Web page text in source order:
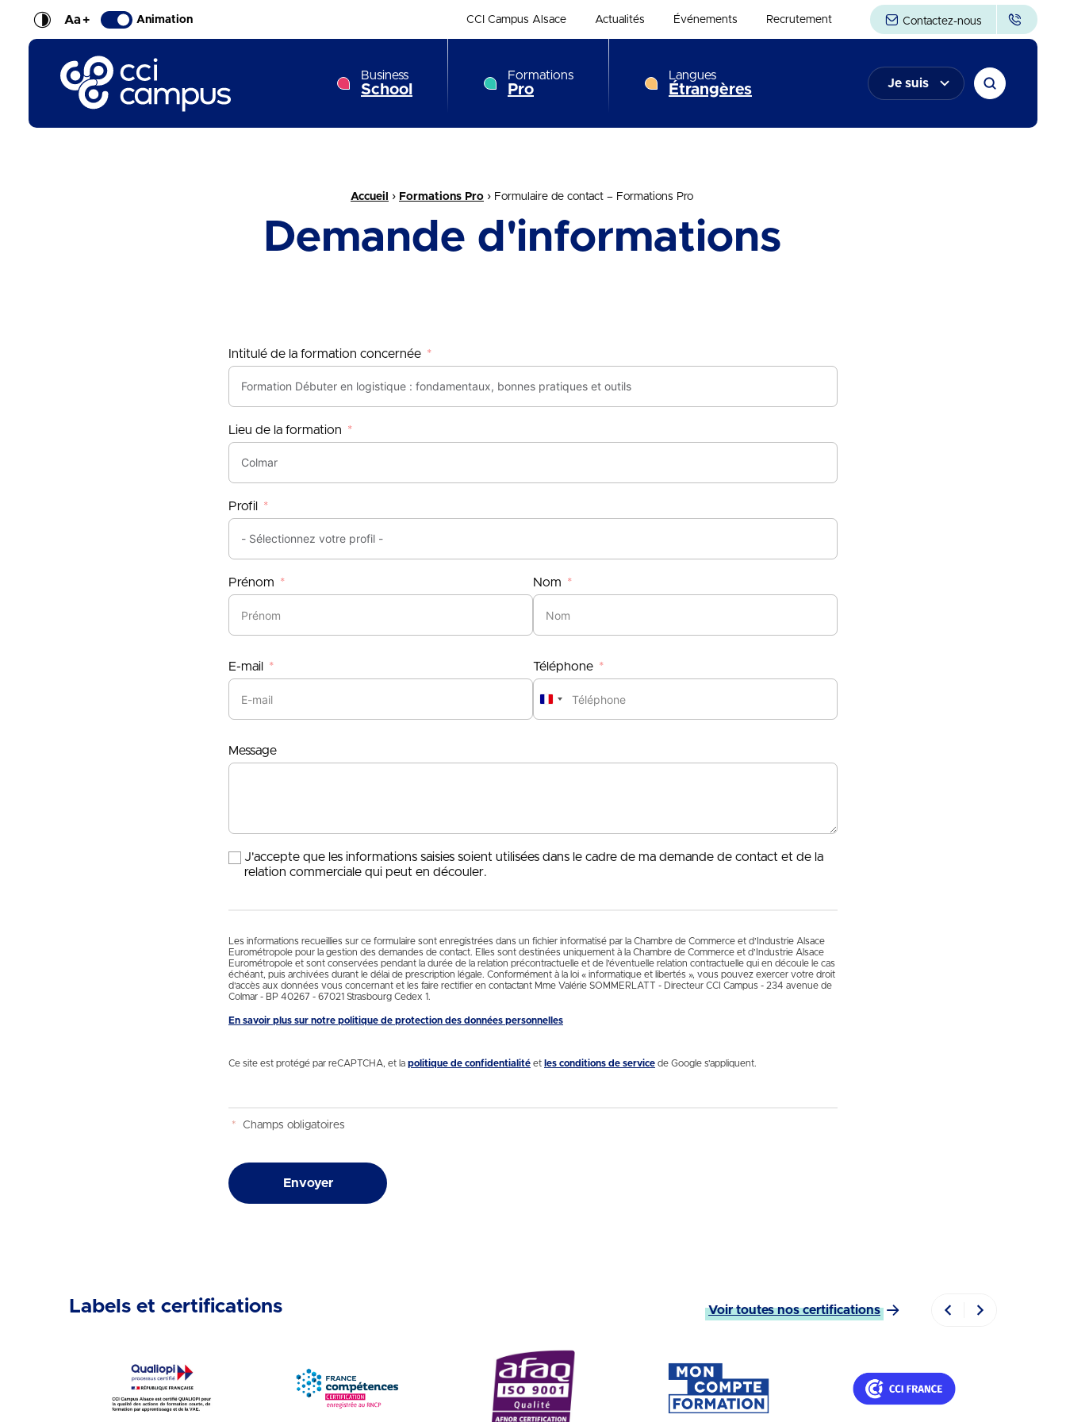
Aa+ Animation CCI Campus Alsace Actualités Événements Recrutement Contactez-nous
CCI Campus La formation qui vous ressemble
Business
School
Formations
Pro
Langues
Étrangères Je suis
Accueil › Formations Pro › Formulaire de contact – Formations Pro
Demande d'informations
Intitulé de la formation concernée
Lieu de la formation
Profil
Prénom Nom
E-mail Téléphone
France
+33
Message
J'accepte que les informations saisies soient utilisées dans le cadre de ma demande de contact et de la
relation commerciale qui peut en découler.
Les informations recueillies sur ce formulaire sont enregistrées dans un fichier informatisé par la Chambre de Commerce et d’Industrie Alsace
Eurométropole pour la gestion des demandes de contact. Elles sont destinées uniquement à la Chambre de Commerce et d’Industrie Alsace
Eurométropole et sont conservées pendant la durée de la relation précontractuelle et de l’éventuelle relation contractuelle qui en découle le cas
échéant, puis archivées durant le délai de prescription légale. Conformément à la loi « informatique et libertés », vous pouvez exercer votre droit
d'accès aux données vous concernant et les faire rectifier en contactant Mme Valérie SOMMERLATT - Directeur CCI Campus - 234 avenue de
Colmar - BP 40267 - 67021 Strasbourg Cedex 1.
En savoir plus sur notre politique de protection des données personnelles
Ce site est protégé par reCAPTCHA, et la politique de confidentialité et les conditions de service de Google s’appliquent.
* Champs obligatoires
Envoyer
Labels et certifications Voir toutes nos certifications